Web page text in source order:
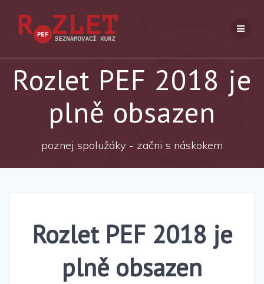
Rozlet PEF 2018 je
plně obsazen
poznej spolužáky - začni s náskokem
Rozlet PEF 2018 je
plně obsazen